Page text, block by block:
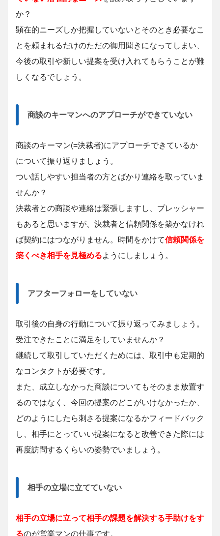
か？
顕在的ニーズしか把握していないとそのとき必要なこ
とを頼まれるだけのただの御用聞きになってしまい、
今後の取引や新しい提案を受け入れてもらうことが難
しくなるでしょう。
商談のキーマンへのアプローチができていない
商談のキーマン(=決裁者)にアプローチできているか
について振り返りましょう。
つい話しやすい担当者の方とばかり連絡を取っていま
せんか？
決裁者との商談や連絡は緊張しますし、プレッシャー
もあると思いますが、決裁者と信頼関係を築かなけれ
ば契約にはつながりません。時間をかけて信頼関係を
築くべき相手を見極めるようにしましょう。
アフターフォローをしていない
取引後の自身の行動について振り返ってみましょう。
受注できたことに満足をしていませんか？
継続して取引していただくためには、取引中も定期的
なコンタクトが必要です。
また、成立しなかった商談についてもそのまま放置す
るのではなく、今回の提案のどこがいけなかったか、
どのようにしたら刺さる提案になるかフィードバック
し、相手にとっていい提案になると改善できた際には
再度訪問するくらいの姿勢でいましょう。
相手の立場に立てていない
相手の立場に立って相手の課題を解決する手助けをす
るのが営業マンの仕事です。